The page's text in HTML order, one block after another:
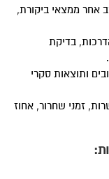
אחר ממצאי ביקורת,
בדיקת
ותוצאות סקרי
זמני שחרור, אחוז
: